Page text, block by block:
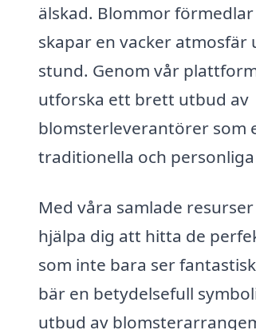
älskad. Blommor
skapar en vacker atmosfär
stund. Genom vår
utforska ett brett utbud av
blomsterleverantörer som
traditionella och
Med våra samlade
hjälpa dig att hitta de
som inte bara ser
bär en betydelsefull
utbud av